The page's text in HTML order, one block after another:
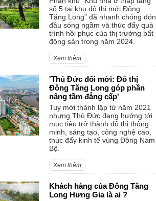
số 5 tại khu đô thị mới Đông
Tăng Long” đã nhanh chóng đón
đầu sóng ngầm và thúc đẩy quá
trình hồi phục của thị trường bất
động sản trong năm 2024.
Xem thêm
'Thủ Đức đổi mới: Đô thị
Đông Tăng Long góp phần
nâng tầm đẳng cấp'
Tuy mới thành lập từ năm 2021
nhưng Thủ Đức đang hướng tới
mục tiêu trở thành đô thị thông
minh, sáng tạo, công nghệ cao,
thúc đẩy kinh tế vùng Đông Nam
Bộ.
Xem thêm
Khách hàng của Đông Tăng
Long Hưng Gia là ai ?